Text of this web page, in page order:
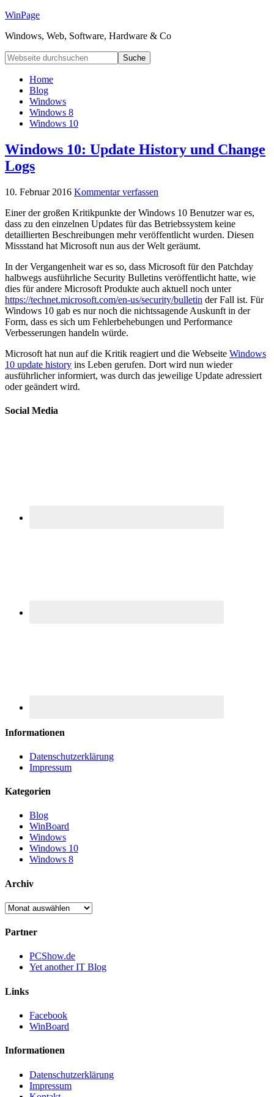
WinPage
Windows, Web, Software, Hardware & Co
Home
Blog
Windows
Windows 8
Windows 10
Windows 10: Update History und Change
Logs
10. Februar 2016 Kommentar verfassen
Einer der großen Kritikpunkte der Windows 10 Benutzer war es,
dass zu den einzelnen Updates für das Betriebssystem keine
detaillierten Beschreibungen mehr veröffentlicht wurden. Diesen
Missstand hat Microsoft nun aus der Welt geräumt.
In der Vergangenheit war es so, dass Microsoft für den Patchday
halbwegs ausführliche Security Bulletins veröffentlicht hatte, wie
dies für andere Microsoft Produkte auch aktuell noch unter
https://technet.microsoft.com/en-us/security/bulletin der Fall ist. Für
Windows 10 gab es nur noch die nichtssagende Auskunft in der
Form, dass es sich um Fehlerbehebungen und Performance
Verbesserungen handeln würde.
Microsoft hat nun auf die Kritik reagiert und die Webseite Windows
10 update history ins Leben gerufen. Dort wird nun wieder
ausführlicher informiert, was durch das jeweilige Update adressiert
oder geändert wird.
Social Media
Informationen
Datenschutzerklärung
Impressum
Kategorien
Blog
WinBoard
Windows
Windows 10
Windows 8
Archiv
Archiv
Partner
PCShow.de
Yet another IT Blog
Links
Facebook
WinBoard
Informationen
Datenschutzerklärung
Impressum